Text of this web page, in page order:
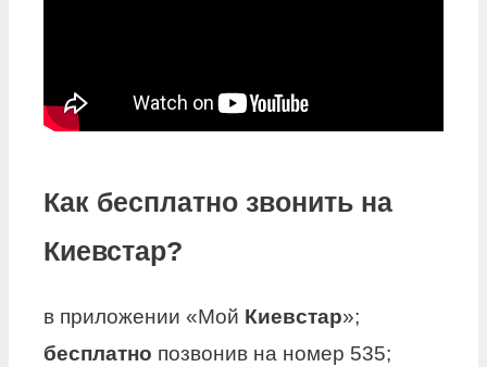
Как бесплатно звонить на
Киевстар?
в приложении «Мой Киевстар»;
бесплатно позвонив на номер 535;